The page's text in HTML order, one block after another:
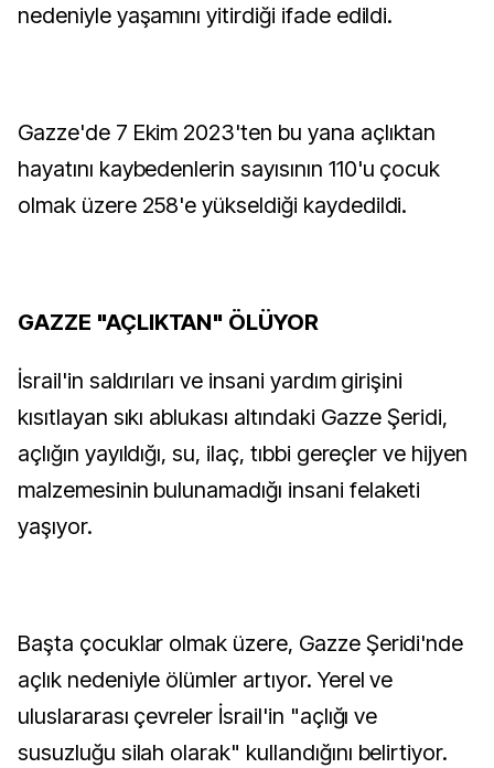
nedeniyle yaşamını yitirdiği ifade edildi.
Gazze'de 7 Ekim 2023'ten bu yana açlıktan
hayatını kaybedenlerin sayısının 110'u çocuk
olmak üzere 258'e yükseldiği kaydedildi.
GAZZE "AÇLIKTAN" ÖLÜYOR
İsrail'in saldırıları ve insani yardım girişini
kısıtlayan sıkı ablukası altındaki Gazze Şeridi,
açlığın yayıldığı, su, ilaç, tıbbi gereçler ve hijyen
malzemesinin bulunamadığı insani felaketi
yaşıyor.
Başta çocuklar olmak üzere, Gazze Şeridi'nde
açlık nedeniyle ölümler artıyor. Yerel ve
uluslararası çevreler İsrail'in "açlığı ve
susuzluğu silah olarak" kullandığını belirtiyor.